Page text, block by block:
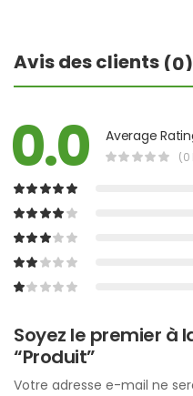
Avis des clients (0)
0.0 Average
(0
Soyez le premier à
“Produit”
Votre adresse e-mail ne